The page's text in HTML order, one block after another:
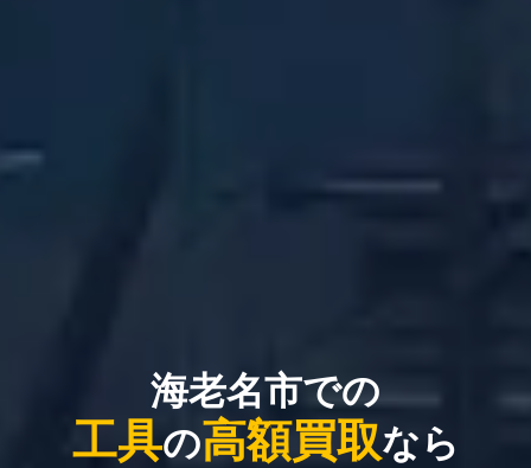
海老名市での
工具の高額買取なら